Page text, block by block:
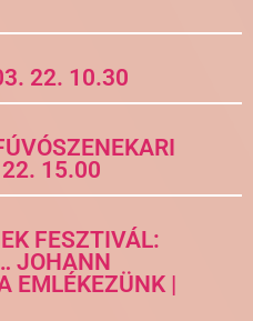
22. 10.30
22. 15.00
FESZTIVÁL:
JOHANN
EMLÉKEZÜNK |